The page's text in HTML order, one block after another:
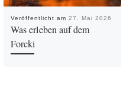
Veröffentlicht am 27. Mai 2026
Was erleben auf dem
Forcki